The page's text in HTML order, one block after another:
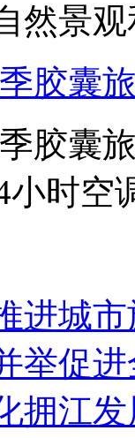
然景
胶囊
胶囊
时空
进城
举促
拥江